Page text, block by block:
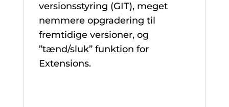
versionsstyring (GIT), meget
nemmere opgradering til
fremtidige versioner, og
”tænd/sluk” funktion for
Extensions.